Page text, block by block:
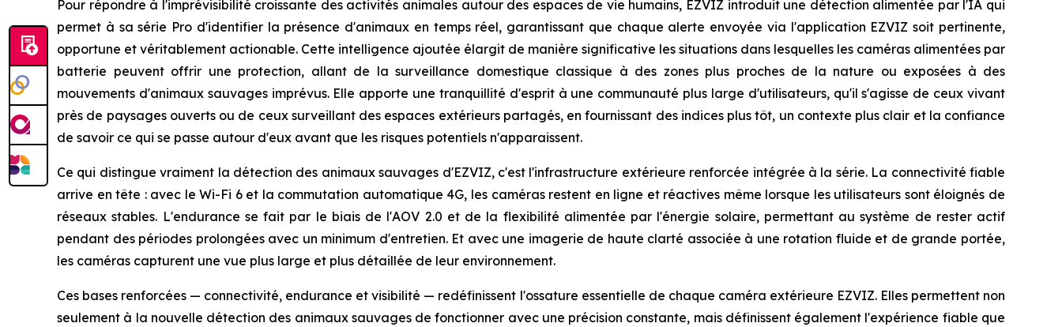
Pour répondre à l'imprévisibilité croissante des activités animales autour des espaces de vie humains, EZVIZ introduit une détection alimentée par l'IA qui
permet à sa série Pro d'identifier la présence d'animaux en temps réel, garantissant que chaque alerte envoyée via l'application EZVIZ soit pertinente,
opportune et véritablement actionable. Cette intelligence ajoutée élargit de manière significative les situations dans lesquelles les caméras alimentées par
batterie peuvent offrir une protection, allant de la surveillance domestique classique à des zones plus proches de la nature ou exposées à des
mouvements d'animaux sauvages imprévus. Elle apporte une tranquillité d'esprit à une communauté plus large d'utilisateurs, qu'il s'agisse de ceux vivant
près de paysages ouverts ou de ceux surveillant des espaces extérieurs partagés, en fournissant des indices plus tôt, un contexte plus clair et la confiance
de savoir ce qui se passe autour d'eux avant que les risques potentiels n'apparaissent.
Ce qui distingue vraiment la détection des animaux sauvages d'EZVIZ, c'est l'infrastructure extérieure renforcée intégrée à la série. La connectivité fiable
arrive en tête : avec le Wi-Fi 6 et la commutation automatique 4G, les caméras restent en ligne et réactives même lorsque les utilisateurs sont éloignés de
réseaux stables. L'endurance se fait par le biais de l'AOV 2.0 et de la flexibilité alimentée par l'énergie solaire, permettant au système de rester actif
pendant des périodes prolongées avec un minimum d'entretien. Et avec une imagerie de haute clarté associée à une rotation fluide et de grande portée,
les caméras capturent une vue plus large et plus détaillée de leur environnement.
Ces bases renforcées — connectivité, endurance et visibilité — redéfinissent l'ossature essentielle de chaque caméra extérieure EZVIZ. Elles permettent non
seulement à la nouvelle détection des animaux sauvages de fonctionner avec une précision constante, mais définissent également l'expérience fiable que